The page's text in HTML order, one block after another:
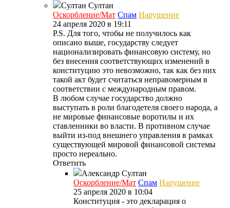
Султан Султан
Оскорбление/Мат Спам Нарушение
24 апреля 2020 в 19:11
P.S. Для того, чтобы не получилось как
описано выше, государству следует
национализировать финансовую систему, но
без внесения соответствующих изменений в
конституцию это невозможно, так как без них
такой акт будет считаться неправомерным в
соответствии с международным правом.
В любом случае государство должно
выступать в роли благодетеля своего народа, а
не мировые финансовые воротилы и их
ставленники во власти. В противном случае
выйти из-под внешнего управления в рамках
существующей мировой финансовой системы
просто нереально.
Ответить
Александр Султан
Оскорбление/Мат Спам Нарушение
25 апреля 2020 в 10:04
Конституция - это декларация о